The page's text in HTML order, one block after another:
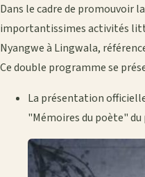
Dans le cadre de promouvoir
importantissimes activités
Nyangwe à Lingwala,
Ce double programme se
La présentation
"Mémoires du poète" du